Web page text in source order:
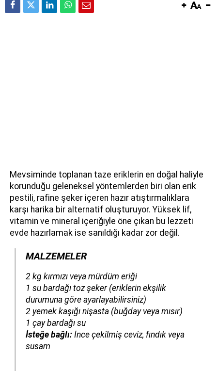
Mevsiminde toplanan taze eriklerin en doğal haliyle
korunduğu geleneksel yöntemlerden biri olan erik
pestili, rafine şeker içeren hazır atıştırmalıklara
karşı harika bir alternatif oluşturuyor. Yüksek lif,
vitamin ve mineral içeriğiyle öne çıkan bu lezzeti
evde hazırlamak ise sanıldığı kadar zor değil.
MALZEMELER
​​​​​​2 kg kırmızı veya mürdüm eriği
1 su bardağı toz şeker (eriklerin ekşilik
durumuna göre ayarlayabilirsiniz)
2 yemek kaşığı nişasta (buğday veya mısır)
1 çay bardağı su
İsteğe bağlı: İnce çekilmiş ceviz, fındık veya
susam